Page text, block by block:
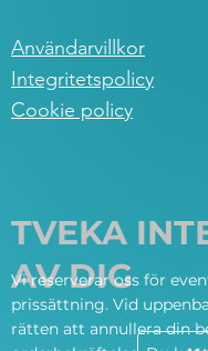
Användarvillkor
Integritetspolicy
Cookie policy
TVEKA
AV DIG
Vi reserverar oss för
prissättning. Vid
rätten att annullera din